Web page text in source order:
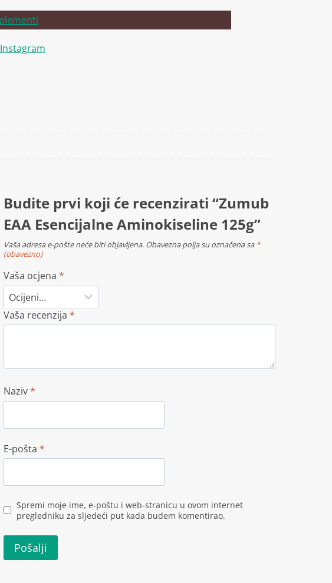
Instagram
Budite prvi koji će recenzirati “Zumub
EAA Esencijalne Aminokiseline 125g”
Vaša adresa e-pošte neće biti objavljena. Obavezna polja su označena sa *
(obavezno)
Vaša ocjena*
Vaša recenzija*
Naziv*
E-pošta*
Spremi moje ime, e-poštu i web-stranicu u ovom internet
pregledniku za sljedeći put kada budem komentirao.